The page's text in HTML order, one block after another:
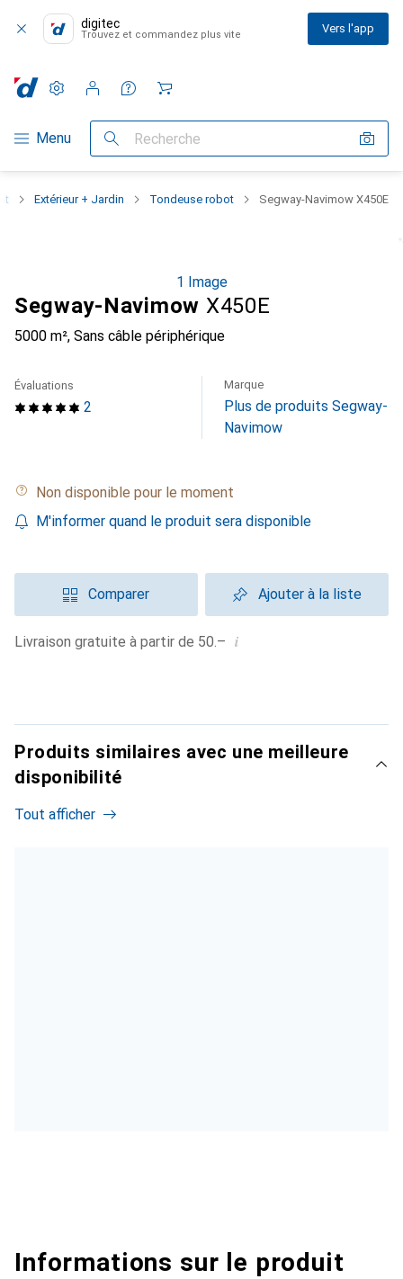
digitec
Trouvez et commandez plus vite Vers l'app
Navigation par catégorie
Menu Recherche
Paramètres
Compte client
Listes de comparaison
Listes d'envies
Panier
Extérieur + Jardin Tondeuse robot Segway-Navimow X450E
1 Image
Segway-Navimow X450E
5000 m², Sans câble périphérique
2
Évaluations Marque
Plus de produits Segway-
Navimow
Non disponible pour le moment
M'informer quand le produit sera disponible
Comparer Ajouter à la liste
Livraison gratuite à partir de 50.– i
Produits similaires avec une meilleure
disponibilité
Tout afficher
Informations sur le produit